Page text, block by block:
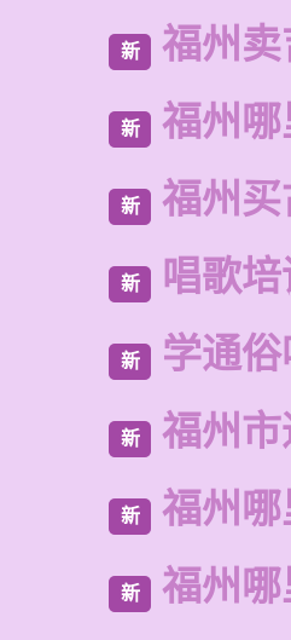
新 福州
新 福州
新 福州
新 唱歌
新 学通
新 福州
新 福州
新 福州